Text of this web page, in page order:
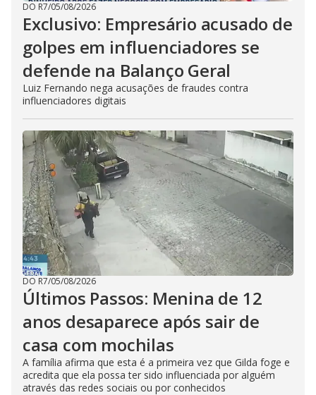
DO R7/05/08/2026
Exclusivo: Empresário acusado de
golpes em influenciadores se
defende na Balanço Geral
Luiz Fernando nega acusações de fraudes contra
influenciadores digitais
DO R7/05/08/2026
Últimos Passos: Menina de 12
anos desaparece após sair de
casa com mochilas
A família afirma que esta é a primeira vez que Gilda foge e
acredita que ela possa ter sido influenciada por alguém
através das redes sociais ou por conhecidos